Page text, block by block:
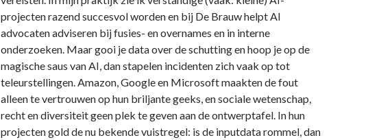
projecten razend succesvol worden en bij De Brauw helpt AI
advocaten adviseren bij fusies- en overnames en in interne
onderzoeken. Maar gooi je data over de schutting en hoop je op de
magische saus van AI, dan stapelen incidenten zich vaak op tot
teleurstellingen. Amazon, Google en Microsoft maakten de fout
alleen te vertrouwen op hun briljante geeks, en sociale wetenschap,
recht en diversiteit geen plek te geven aan de ontwerptafel. In hun
projecten gold de nu bekende vuistregel: is de inputdata rommel, dan